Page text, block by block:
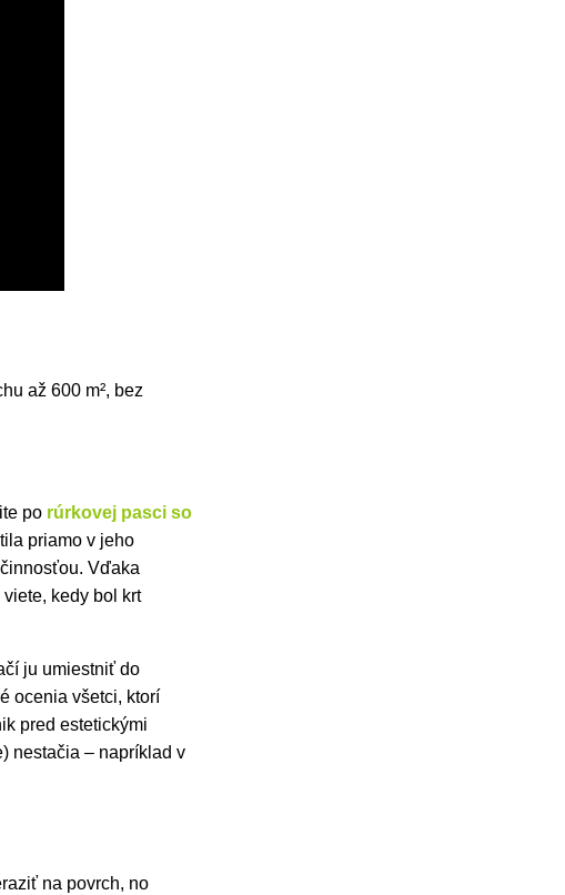
až 600 m², bez
po rúrkovej pasci so
priamo v jeho
Vďaka
kedy bol krt
ju umiestniť do
ocenia všetci, ktorí
pred estetickými
nestačia – napríklad v
na povrch, no